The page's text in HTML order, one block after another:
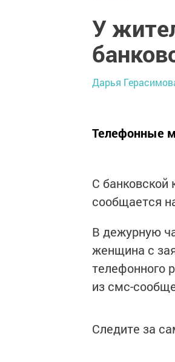
У
Дарья
Телефонные
С
сообщается
В дежурную
женщина с
телефонного
из смс-
Следите за